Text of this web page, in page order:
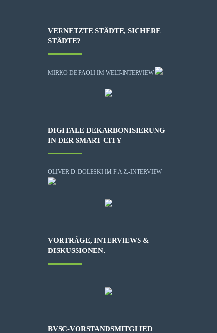
VERNETZTE STÄDTE, SICHERE
STÄDTE?
MIRKO DE PAOLI IM WELT-INTERVIEW
DIGITALE DEKARBONISIERUNG
IN DER SMART CITY
OLIVER D. DOLESKI IM F.A.Z.-INTERVIEW
VORTRÄGE, INTERVIEWS &
DISKUSSIONEN:
BVSC-VORSTANDSMITGLIED